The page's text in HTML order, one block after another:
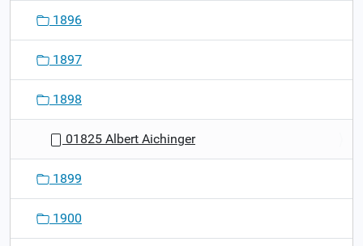
1896
1897
1898
01825 Albert Aichinger
1899
1900